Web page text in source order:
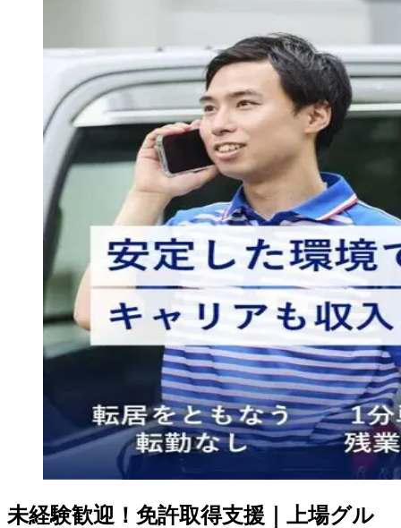
未経験歓迎！免許取得支援｜上場グル